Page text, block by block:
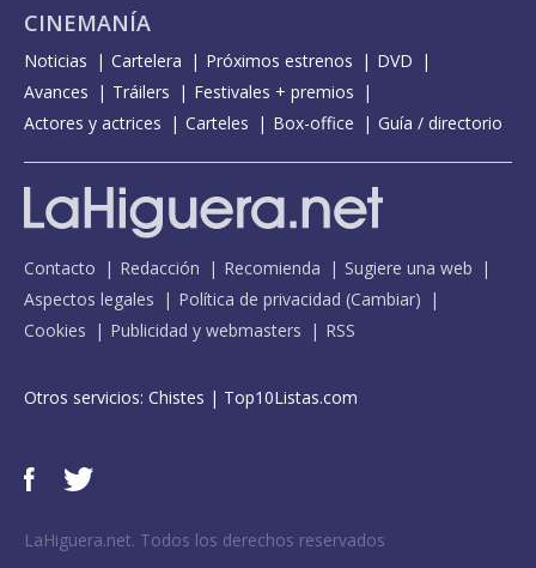
CINEMANÍA
Noticias Cartelera Próximos estrenos
DVD
Avances
Tráilers
Festivales + premios
Actores y actrices
Carteles Box-office Guía / directorio
Contacto Redacción Recomienda
Sugiere una web
Aspectos legales
Política de privacidad (Cambiar)
Cookies
Publicidad y webmasters RSS
Otros servicios: Chistes | Top10Listas.com
LaHiguera.net. Todos los derechos reservados